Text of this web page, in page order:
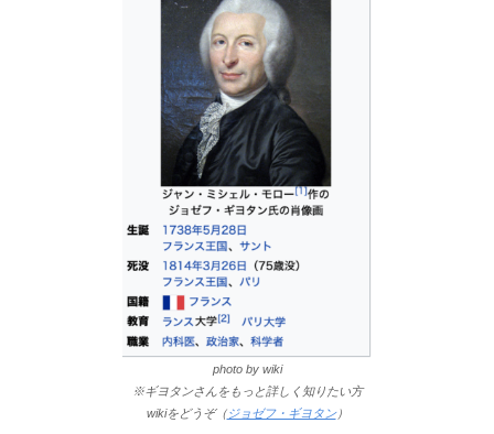
photo by wiki
※ギヨタンさんをもっと詳しく知りたい方
wikiをどうぞ（ジョゼフ・ギヨタン）